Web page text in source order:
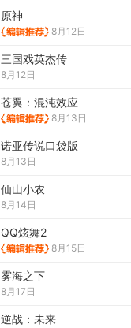
原神
8月12日
三国戏英杰传
8月12日
苍翼：混沌效应
8月13日
诺亚传说口袋版
8月13日
仙山小农
8月14日
QQ炫舞2
8月15日
雾海之下
8月17日
逆战：未来